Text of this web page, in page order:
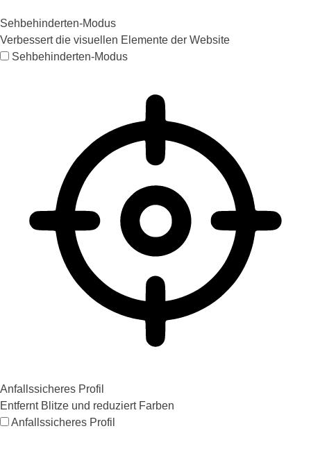
Sehbehinderten-Modus
Verbessert die visuellen Elemente der Website
Sehbehinderten-Modus
Anfallssicheres Profil
Entfernt Blitze und reduziert Farben
Anfallssicheres Profil